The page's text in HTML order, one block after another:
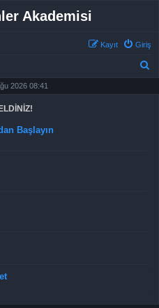
Akademisi
Giriş
Kayıt
2026 08:41
Başlayın